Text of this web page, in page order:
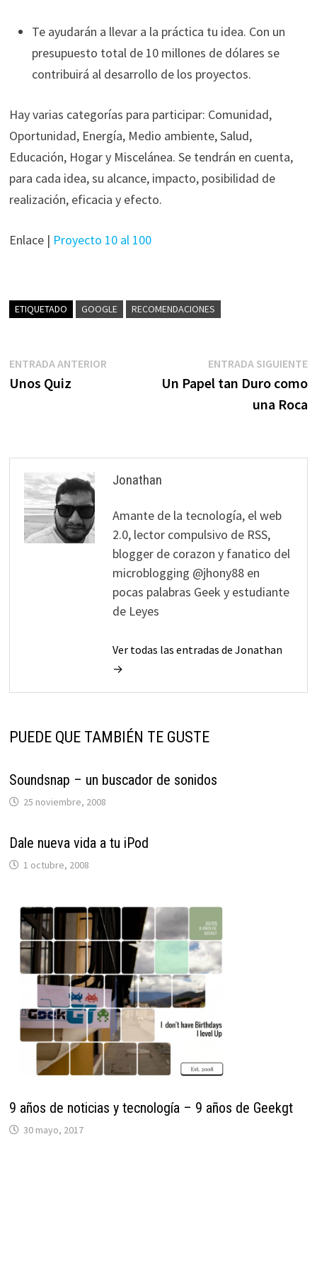
Te ayudarán a llevar a la práctica tu idea. Con un
presupuesto total de 10 millones de dólares se
contribuirá al desarrollo de los proyectos.
Hay varias categorías para participar: Comunidad,
Oportunidad, Energía, Medio ambiente, Salud,
Educación, Hogar y Miscelánea. Se tendrán en cuenta,
para cada idea, su alcance, impacto, posibilidad de
realización, eficacia y efecto.
Enlace | Proyecto 10 al 100
ETIQUETADO GOOGLE RECOMENDACIONES
Navegación
de
ENTRADA ANTERIOREntrada
Unos Quiz
ENTRADA SIGUIENTE
Un Papel tan Duro como
una Roca
Jonathan
Amante de la tecnología, el web
2.0, lector compulsivo de RSS,
blogger de corazon y fanatico del
microblogging @jhony88 en
pocas palabras Geek y estudiante
de Leyes
Ver todas las entradas de Jonathan
→
PUEDE QUE TAMBIÉN TE GUSTE
Soundsnap – un buscador de sonidos
25 noviembre, 2008
Dale nueva vida a tu iPod
1 octubre, 2008
9 años de noticias y tecnología – 9 años de Geekgt
30 mayo, 2017